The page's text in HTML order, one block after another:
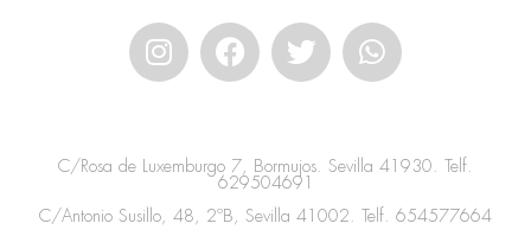
I
n
s
a
g
r
F
a
c
b
o
o
T
w
i
t
e
r
W
h
a
s
a
p
C/Rosa de Luxemburgo 7, Bormujos. Sevilla 41930. Telf.
629504691
C/Antonio Susillo, 48, 2ºB, Sevilla 41002. Telf. 654577664